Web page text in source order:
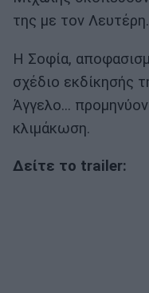
της με τον Λευτέρη.
Η Σοφία,
σχέδιο εκδίκησής
Άγγελο…
κλιμάκωση.
Δείτε το trailer: